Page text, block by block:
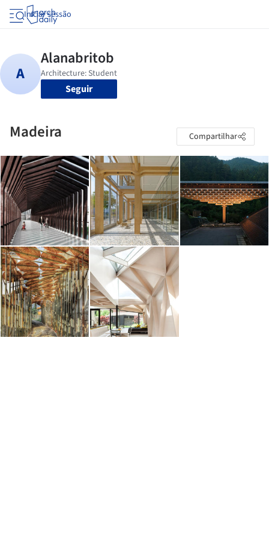
Iniciar sessão
Seguir
Madeira Compartilhar